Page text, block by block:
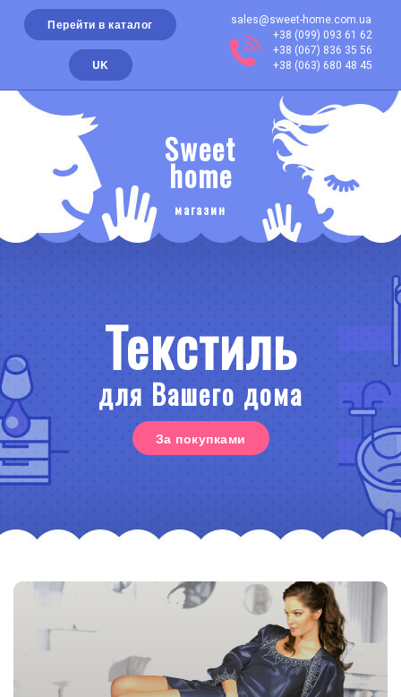
Перейти в каталог
UK
sales@sweet-home.com.ua
+38 (099) 093 61 62
+38 (067) 836 35 56
+38 (063) 680 48 45
Sweet
home
магазин
Текстиль
для Вашего дома
За покупками